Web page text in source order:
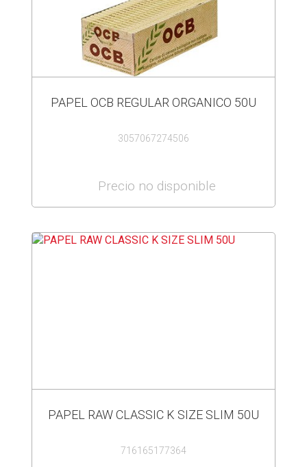
PAPEL OCB REGULAR ORGANICO 50U
3057067274506
Precio no disponible
PAPEL RAW CLASSIC K SIZE SLIM 50U
716165177364